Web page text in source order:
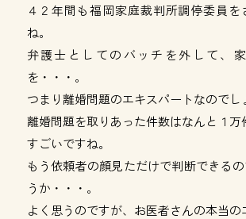
４２年間も福岡家庭裁判所調停委員を
ね。
弁護士としてのバッチを外して、
を・・・。
つまり離婚問題のエキスパートなのでし
離婚問題を取りあった件数はなんと１万
すごいですね。
もう依頼者の顔見ただけで判断できる
うか・・・。
よく思うのですが、お医者さんの本当の